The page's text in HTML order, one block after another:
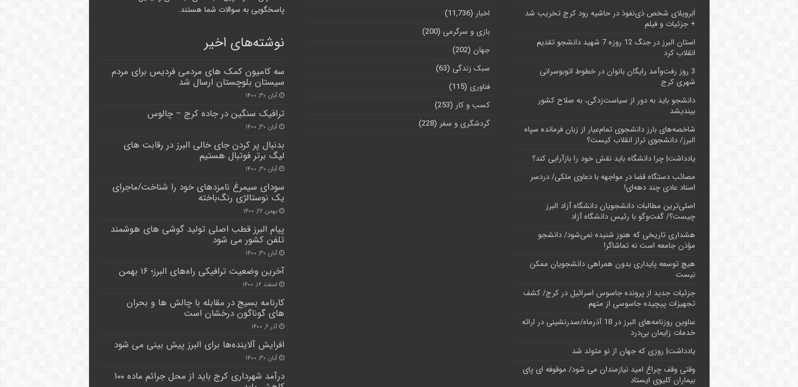
اَبَر‌ویلای شخص ذی‌نفوذ در حاشیه‌ رود کرج تخریب شد
+ جزئیات و فیلم
استان البرز در جنگ 12 روزه 7 شهید دانشجو تقدیم
انقلاب کرد
3 روز رفت‌وآمد رایگان بانوان در خطوط اتوبوسرانی
شهری کرج
دانشجو باید به دور از سیاست‌زدگی، به صلاح کشور
بیندیشد
شاخصه‌های بارز دانشجوی تمام‌عیار از زبان فرمانده سپاه
البرز/ دانشجوی تراز انقلاب کیست؟
یادداشت| چرا دانشگاه باید نقش خود را بازآرایی کند؟
مصائب دستگاه قضا در مواجهه با دعاوی ملکی/ دردسر
اسناد عادی چند‌ دهه‌ای!
اصلی‌ترین مطالبات دانشجویان دانشگاه آزاد البرز
چیست؟/ گفت‌وگو با رئیس دانشگاه آز‌اد
هشداری تاریخی که هنوز شنیده نمی‌شود/ دانشجو
مؤذن جامعه است نه تماشاگر!
هیچ توسعه پایداری بدون همراهی دانشجویان ممکن
نیست
جزئیات جدید از پرونده جاسوس اسرائیل در کرج/‌ کشف
تجهیزات پیچیده جاسوسی از متهم
عناوین روزنامه‌های البرز در ‌18 آذرماه/صدرنشینی در ارائه
خدمات زایمان بی‌درد
یادداشت| روزی که جهان از نو متولد شد
وقتی وقف چراغ امید نیازمندان می شود/ موقوفه ای پای
بیماران کلیوی ایستاد
اخبار (11,736)
بازی و سرگرمی (200)
جهان (202)
سبک زندگی (63)
فناوری (115)
کسب و کار (253)
گردشگری و سفر (228)
پاسخگویی به سوالات شما هستند.
نوشته‌های اخیر
سه کامیون کمک های مردمی فردیس برای مردم
سیستان بلوچستان ارسال شد
آبان ۳۰, ۱۴۰۰
ترافیک سنگین در جاده کرج – چالوس
آبان ۳۰, ۱۴۰۰
بدنبال پر کردن جای خالی البرز در رقابت های
لیگ برتر فوتبال هستیم
آبان ۳۰, ۱۴۰۰
سودای سیمرغ نامزدهای خود را شناخت/ماجرای
یک نوستالژی رنگ‌باخته
بهمن ۲۲, ۱۴۰۰
پیام البرز قطب اصلی تولید گوشی های هوشمند
تلفن کشور می شود
آبان ۳۰, ۱۴۰۰
آخرین وضعیت ترافیکی راه‌های البرز؛ ۱۶ بهمن
اسفند ۱۶, ۱۴۰۰
کارنامه بسیج در مقابله با چالش ها و بحران
های گوناگون درخشان است
آذر ۶, ۱۴۰۰
افرایش آلاینده‌ها برای البرز پیش بینی می شود
آبان ۳۰, ۱۴۰۰
درآمد شهرداری کرج باید از محل جرائم ماده ۱۰۰